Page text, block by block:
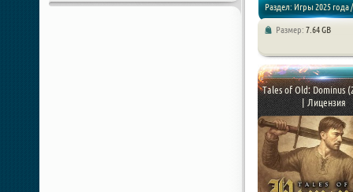
Раздел: Игры 2025 года /
Размер: 7.64 GB
Tales of Old: Dominus
| Лицензия